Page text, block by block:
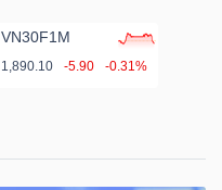
VN30F1M
1,890.10 -5.90 -0.31%